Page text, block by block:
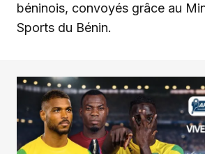
béninois, convoyés grâce au
Sports du Bénin.